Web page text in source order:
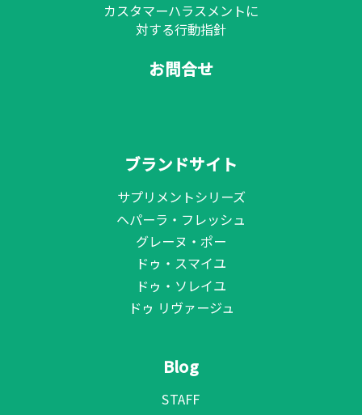
カスタマーハラスメントに
対する行動指針
お問合せ
ブランドサイト
サプリメントシリーズ
ヘパーラ・フレッシュ
グレーヌ・ポー
ドゥ・スマイユ
ドゥ・ソレイユ
ドゥ リヴァージュ
Blog
STAFF